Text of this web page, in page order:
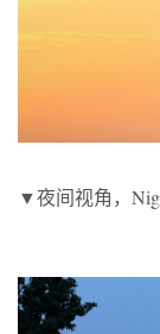
▼夜间视角，